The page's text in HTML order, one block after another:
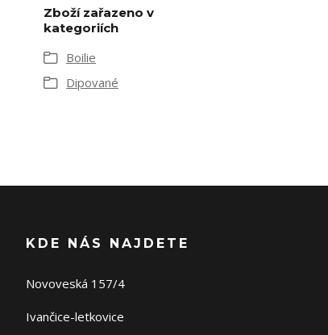
Zboží zařazeno v
kategoriích
Boilie
Dipované
KDE NÁS NAJDETE
Novoveská 157/4
Ivančice-letkovice